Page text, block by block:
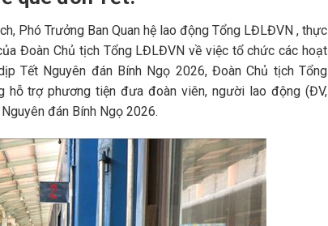
Phó Trưởng Ban Quan hệ lao động Tổng LĐLĐVN , thực
Đoàn Chủ tịch Tổng LĐLĐVN về việc tổ chức các hoạt
Tết Nguyên đán Bính Ngọ 2026, Đoàn Chủ tịch Tổng
hỗ trợ phương tiện đưa đoàn viên, người lao động (ĐV,
đán Bính Ngọ 2026.